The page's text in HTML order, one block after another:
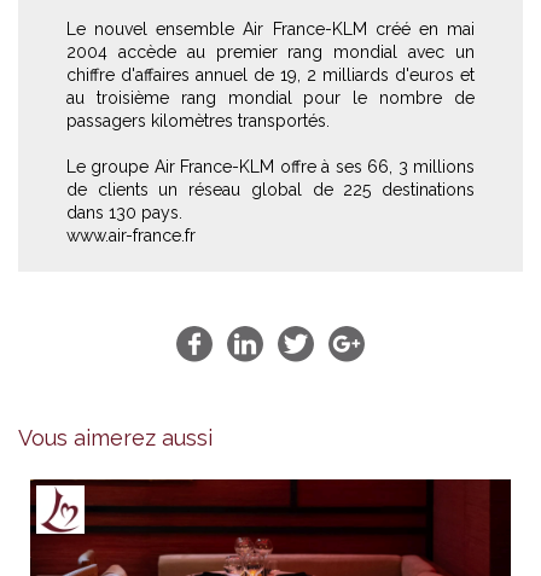
Le nouvel ensemble Air France-KLM créé en mai
2004 accède au premier rang mondial avec un
chiffre d'affaires annuel de 19, 2 milliards d'euros et
au troisième rang mondial pour le nombre de
passagers kilomètres transportés.
Le groupe Air France-KLM offre à ses 66, 3 millions
de clients un réseau global de 225 destinations
dans 130 pays.
www.air-france.fr
Vous aimerez aussi